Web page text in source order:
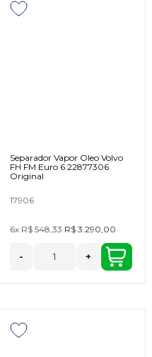
Separador Vapor Oleo Volvo
FH FM Euro 6 22877306
Original
17906
6x R$ 548,33 R$ 3.290,00
- +